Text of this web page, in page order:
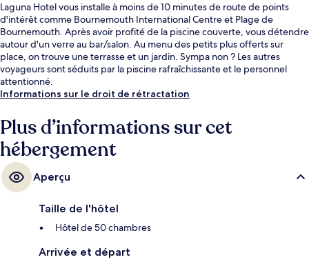
Laguna Hotel vous installe à moins de 10 minutes de route de points
d'intérêt comme Bournemouth International Centre et Plage de
Bournemouth. Après avoir profité de la piscine couverte, vous détendre
autour d'un verre au bar/salon. Au menu des petits plus offerts sur
place, on trouve une terrasse et un jardin. Sympa non ? Les autres
voyageurs sont séduits par la piscine rafraîchissante et le personnel
attentionné.
Informations sur le droit de rétractation
Plus d’informations sur cet
hébergement
Aperçu
Taille de l'hôtel
Hôtel de 50 chambres
Arrivée et départ